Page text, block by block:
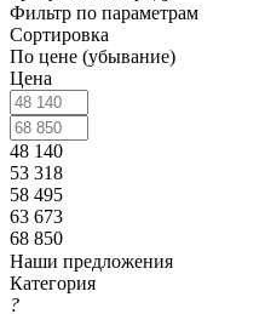
Фильтр по параметрам
Сортировка
По цене (убывание)
Цена
48 140
53 318
58 495
63 673
68 850
Наши предложения
Категория
?